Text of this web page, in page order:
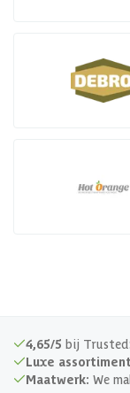
4,65/5 bij
Luxe assortiment
Maatwerk: We